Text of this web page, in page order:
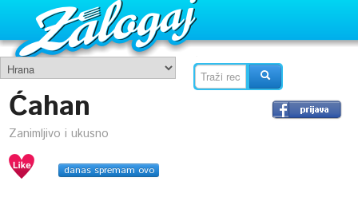
Ćahan
Zanimljivo i ukusno
danas spremam ovo